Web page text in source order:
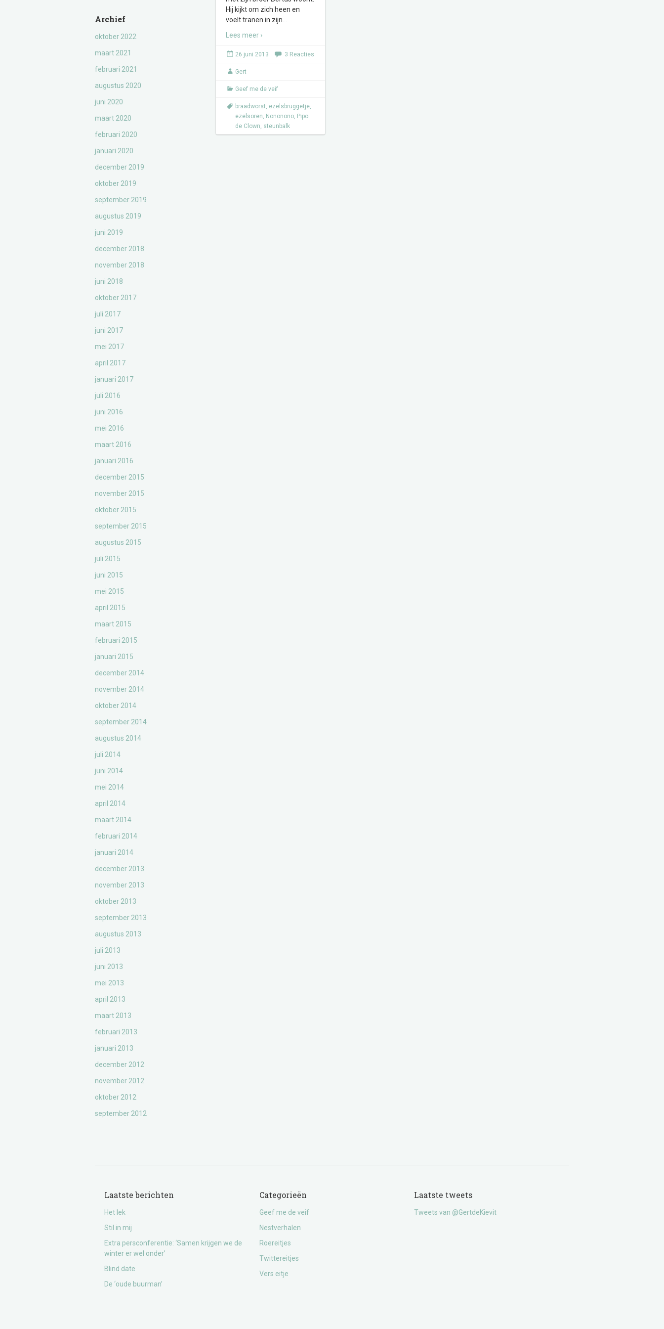
Archief
oktober 2022
maart 2021
februari 2021
augustus 2020
juni 2020
maart 2020
februari 2020
januari 2020
december 2019
oktober 2019
september 2019
augustus 2019
juni 2019
december 2018
november 2018
juni 2018
oktober 2017
juli 2017
juni 2017
mei 2017
april 2017
januari 2017
juli 2016
juni 2016
mei 2016
maart 2016
januari 2016
december 2015
november 2015
oktober 2015
september 2015
augustus 2015
juli 2015
juni 2015
mei 2015
april 2015
maart 2015
februari 2015
januari 2015
december 2014
november 2014
oktober 2014
september 2014
augustus 2014
juli 2014
juni 2014
mei 2014
april 2014
maart 2014
februari 2014
januari 2014
december 2013
november 2013
oktober 2013
september 2013
augustus 2013
juli 2013
juni 2013
mei 2013
april 2013
maart 2013
februari 2013
januari 2013
december 2012
november 2012
oktober 2012
september 2012
Hij kijkt om zich heen en
voelt tranen in zijn
Lees meer ›
26 juni 2013 3 Reacties
Gert
Geef me de veif
braadworst, ezelsbruggetje,
ezelsoren, Nononono, Pipo
de Clown, steunbalk
Laatste berichten
Het lek
Stil in mij
Extra persconferentie: ‘Samen krijgen we de
winter er wel onder’
Blind date
De ‘oude buurman’
Categorieën
Geef me de veif
Nestverhalen
Roereitjes
Twittereitjes
Vers eitje
Laatste tweets
Tweets van @GertdeKievit